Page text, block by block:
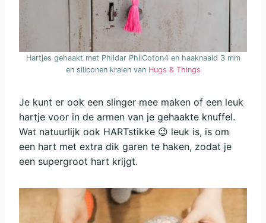
Hartjes gehaakt met Phildar PhilCoton4 en haaknaald 3 mm
en siliconen kralen van Hugs & Things
Je kunt er ook een slinger mee maken of een leuk
hartje voor in de armen van je gehaakte knuffel.
Wat natuurlijk ook HARTstikke 😉 leuk is, is om
een hart met extra dik garen te haken, zodat je
een supergroot hart krijgt.